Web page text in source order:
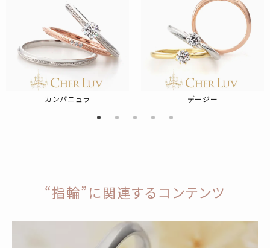
カンパニュラ デージー
“指輪”に関連するコンテンツ